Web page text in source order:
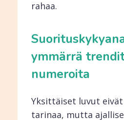
rahaa.
ymmärrä
numeroita
Yksittäiset luvut
tarinaa, mutta